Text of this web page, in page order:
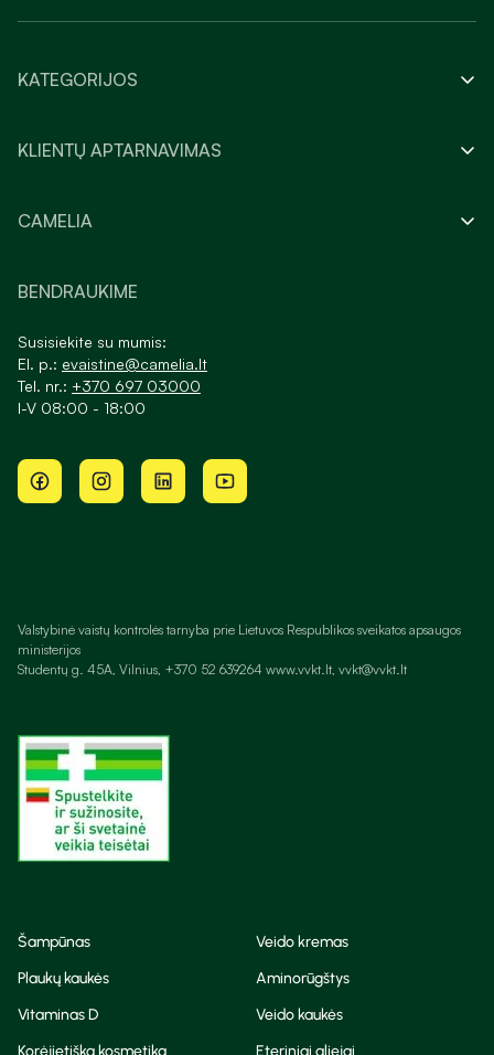
KATEGORIJOS
KLIENTŲ APTARNAVIMAS
CAMELIA
BENDRAUKIME
Susisiekite su mumis:
El. p.: evaistine@camelia.lt
Tel. nr.: +370 697 03000
I-V 08:00 - 18:00
Valstybinė vaistų kontrolės tarnyba prie Lietuvos Respublikos sveikatos apsaugos
ministerijos
Studentų g. 45A, Vilnius, +370 52 639264 www.vvkt.lt, vvkt@vvkt.lt
Šampūnas
Veido kremas
Plaukų kaukės
Aminorūgštys
Vitaminas D
Veido kaukės
Korėjietiška kosmetika
Eteriniai aliejai